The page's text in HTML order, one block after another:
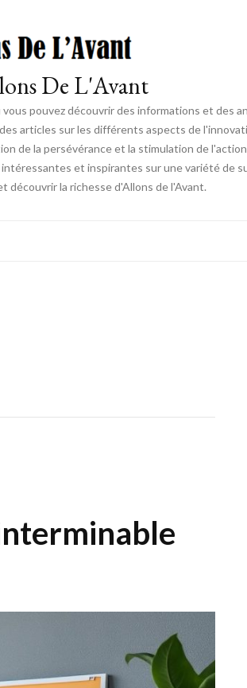
De L'Avant
pouvez découvrir des informations et des
articles sur les différents aspects de
de la persévérance et la stimulation de
et inspirantes sur une variété de
découvrir la richesse d'Allons de l'Avant.